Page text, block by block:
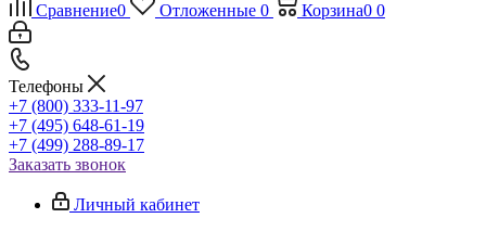
Сравнение0 Отложенные 0 Корзина0 0
Телефоны
+7 (800) 333-11-97
+7 (495) 648-61-19
+7 (499) 288-89-17
Заказать звонок
Личный кабинет